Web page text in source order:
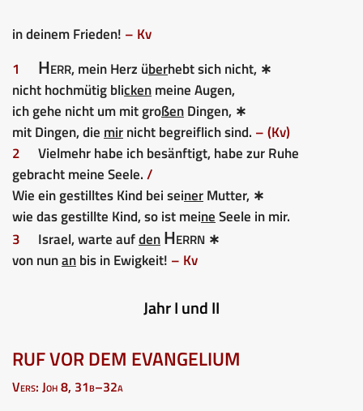
in deinem Frieden! – Kv
1
Herr, mein Herz überhebt sich nicht, ∗
nicht hochmütig blickenmeine Augen,
ich gehe nicht um mit großenDingen, ∗
mit Dingen, die mirnicht begreiflich sind. – (Kv)
2
Vielmehr habe ich besänftigt, habe zur Ruhe
gebracht meine Seele./
Wie ein gestilltes Kind bei seinerMutter, ∗
wie das gestillte Kind, so ist meineSeele in mir.
3
Israel, warte aufdenHerrn ∗
von nunanbis in Ewigkeit! – Kv
Jahr I und II
RUF VOR DEM EVANGELIUM
Vers: Joh 8, 31b–32a